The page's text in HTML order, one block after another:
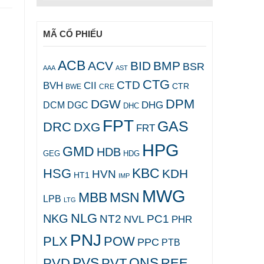
MÃ CỔ PHIẾU
AAA ACB ACV AST BID BMP BSR
BVH BWE CII CRE CTD CTG CTR
DCM DGC DGW DHC DHG DPM
DRC DXG FPT FRT GAS
GEG GMD HDB HDG HPG
HSG HT1 HVN IMP KBC KDH
LPB LTG MBBMSN MWG
NKG NLG NT2 NVL PC1 PHR
PLX PNJ POW PPC PTB